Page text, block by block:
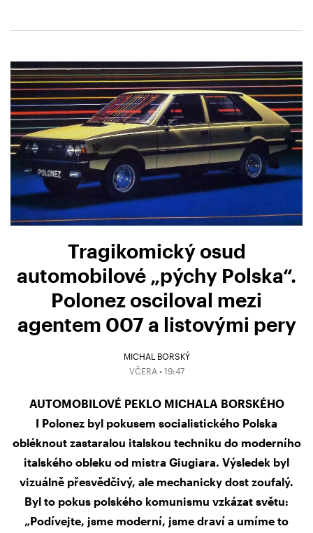
Tragikomický osud
automobilové „pýchy Polska“.
Polonez osciloval mezi
agentem 007 a listovými pery
MICHAL BORSKÝ
VČERA • 19:47
AUTOMOBILOVÉ PEKLO MICHALA BORSKÉHO
I Polonez byl pokusem socialistického Polska
obléknout zastaralou italskou techniku do moderního
italského obleku od mistra Giugiara. Výsledek byl
vizuálně přesvědčivý, ale mechanicky dost zoufalý.
Byl to pokus polského komunismu vzkázat světu:
„Podívejte, jsme moderní, jsme draví a umíme to